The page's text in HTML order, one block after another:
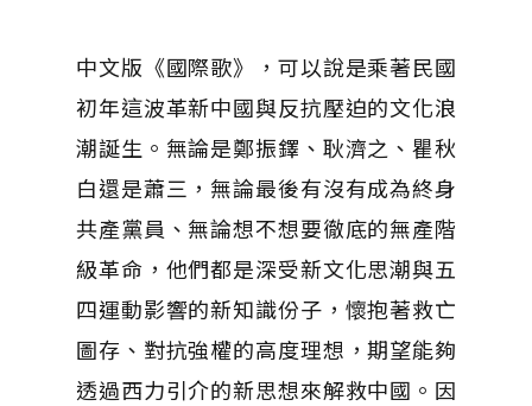
中文版《國際歌》，可以說是乘著民國
初年這波革新中國與反抗壓迫的文化浪
潮誕生。無論是鄭振鐸、耿濟之、瞿秋
白還是蕭三，無論最後有沒有成為終身
共產黨員、無論想不想要徹底的無產階
級革命，他們都是深受新文化思潮與五
四運動影響的新知識份子，懷抱著救亡
圖存、對抗強權的高度理想，期望能夠
透過西力引介的新思想來解救中國。因